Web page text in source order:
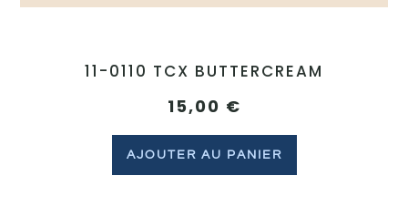
11-0110 TCX BUTTERCREAM
15,00 €
AJOUTER AU PANIER